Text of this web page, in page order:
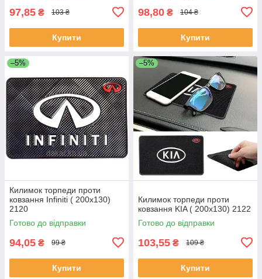
97,85 ₴ 103 ₴
Купити
98,80 ₴ 104 ₴
Купити
–5%
Килимок торпеди проти
ковзання Infiniti ( 200x130)
2120
Готово до відправки
94,05 ₴ 99 ₴
Купити
–5%
Килимок торпеди проти
ковзання KIA ( 200x130) 2122
Готово до відправки
103,55 ₴ 109 ₴
Купити